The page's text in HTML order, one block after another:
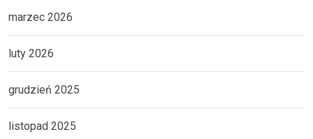
marzec 2026
luty 2026
grudzień 2025
listopad 2025